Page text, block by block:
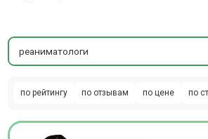
реаниматологи
по рейтингу по отзывам по цене по